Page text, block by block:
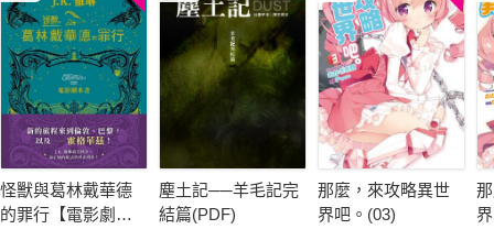
如前往直轄地的印刷工坊視察、舉辦染布比賽挖掘工匠、妄想興
建圖書館等等。
然而，艾倫菲斯特與亞倫斯伯罕的關係錯綜複雜。參加兄長的結
婚儀式時，羅潔梅茵除了要小心提防蠢蠢欲動的舊薇羅妮卡派貴
族，領地內的派系紛爭也越演越烈……"
怪獸與葛林戴華德
的罪行【電影劇本
塵土記──羊毛記完
結篇(PDF)
那麼，來攻略異世
界吧。(03)